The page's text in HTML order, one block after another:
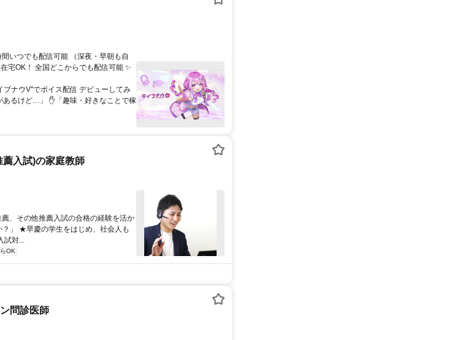
いつでも配信可能 （深夜・早朝も自
宅OK！ 全国どこからでも配信可能 ✨
ブナウV"でボイス配信 デビューしてみ
あるけど…」 ✋「趣味・好きなことで稼
入試)の家庭教師
、その他推薦入試の合格の経験を活か
」 ★早慶の学生をはじめ、社会人も
試対...
OK
問診医師